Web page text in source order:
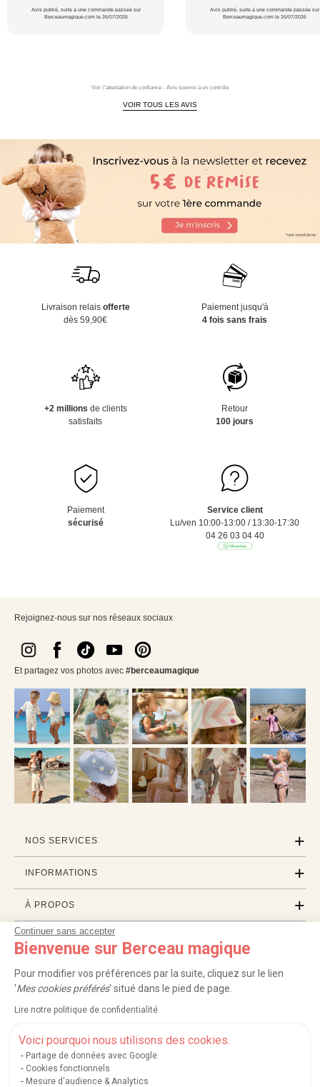
Continuer sans accepter
Bienvenue sur Berceau magique
Pour modifier vos préférences par la suite, cliquez sur le lien
'Mes cookies préférés' situé dans le pied de page.
Lire notre politique de confidentialité
Voici pourquoi nous utilisons des cookies.
Partage de données avec Google
Cookies fonctionnels
Mesure d'audience & Analytics
Avis publié, suite à une commande passée sur
Berceaumagique.com le 26/07/2026
Avis publié, suite à une commande passée sur
Berceaumagique.com le 26/07/2026
Voir l'attestation de confiance - Avis soumis à un contrôle
VOIR TOUS LES AVIS
Livraison relais offerte
dès 59,90€
Paiement jusqu'à
4 fois sans frais
+2 millions de clients
satisfaits
Retour
100 jours
Paiement
sécurisé
Service client
Lu/ven 10:00-13:00 / 13:30-17:30
04 26 03 04 40
Rejoignez-nous sur nos réseaux sociaux
Et partagez vos photos avec #berceaumagique
NOS SERVICES
INFORMATIONS
À PROPOS
PROFESSIONNELS
LISTES CADEAUX
Service après-vente| FAQ |Rappels de produits|Protection des données
Mentions légales et crédits Conditions générales de ventes
Nos moyens de paiement sécurisés